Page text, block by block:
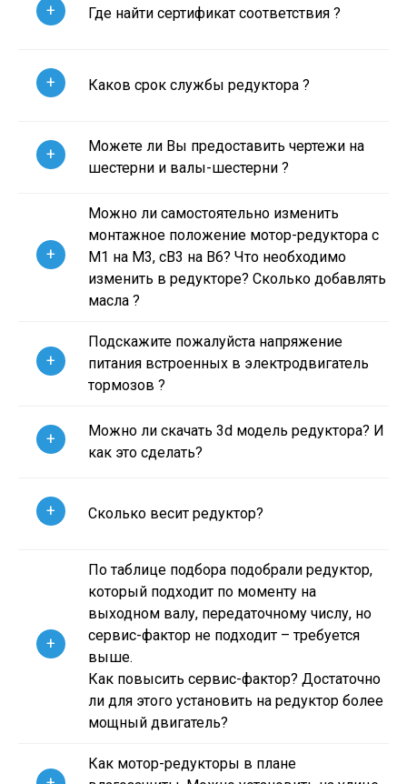
Где найти сертификат соответствия ?
+
Каков срок службы редуктора ?
+
Можете ли Вы предоставить чертежи на
шестерни и валы-шестерни ?
+
Можно ли самостоятельно изменить
монтажное положение мотор-редуктора с
М1 на М3, сВ3 на В6? Что необходимо
изменить в редукторе? Сколько добавлять
масла ?
+
Подскажите пожалуйста напряжение
питания встроенных в электродвигатель
тормозов ?
+
Можно ли скачать 3d модель редуктора? И
как это сделать?
+
Сколько весит редуктор?
+
По таблице подбора подобрали редуктор,
который подходит по моменту на
выходном валу, передаточному числу, но
сервис-фактор не подходит – требуется
выше.
Как повысить сервис-фактор? Достаточно
ли для этого установить на редуктор более
мощный двигатель?
+
Как мотор-редукторы в плане